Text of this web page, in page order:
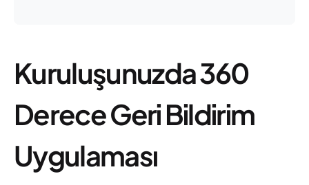
Kuruluşunuzda 360
Derece Geri Bildirim
Uygulaması